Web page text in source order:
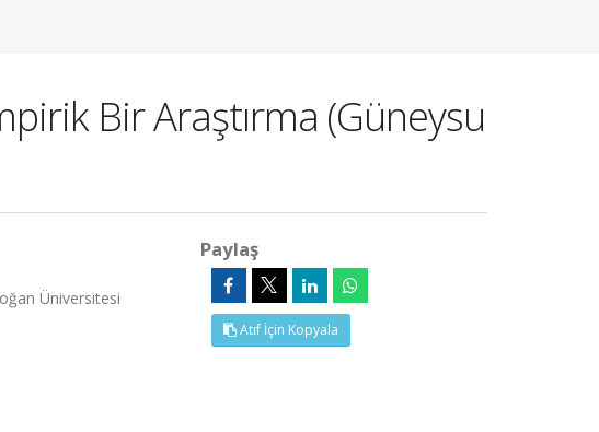
Bir Araştırma (Güneysu
Üniversitesi
Paylaş
Atıf İçin Kopyala